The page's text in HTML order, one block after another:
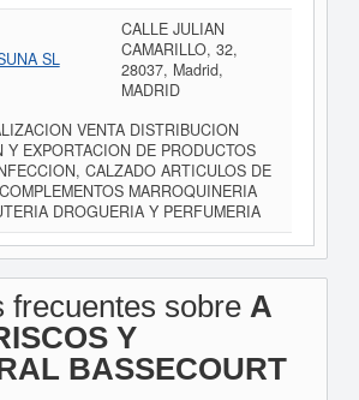
SL
CALLE JULIAN
CAMARILLO, 32,
28037, Madrid,
MADRID
VENTA DISTRIBUCION
Y EXPORTACION DE PRODUCTOS
CALZADO ARTICULOS DE
MARROQUINERIA
DROGUERIA Y PERFUMERIA
frecuentes sobre A
Y
BASSECOURT